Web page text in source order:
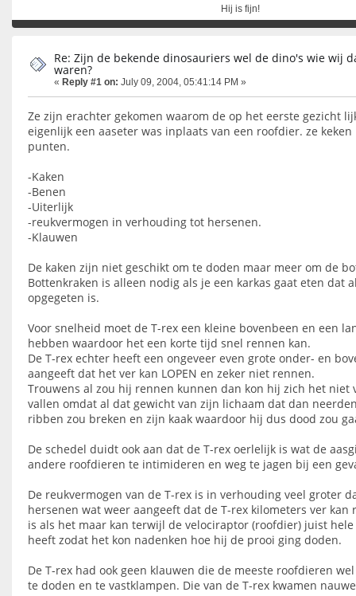
Hij is fijn!
Re: Zijn de bekende dinosauriers wel de dino's wie wij
waren?
« Reply #1 on: July 09, 2004, 05:41:14 PM »
Ze zijn erachter gekomen waarom de op het eerste gezicht
eigenlijk een aaseter was inplaats van een roofdier. ze
punten.
-Kaken
-Benen
-Uiterlijk
-reukvermogen in verhouding tot hersenen.
-Klauwen
De kaken zijn niet geschikt om te doden maar meer om de
Bottenkraken is alleen nodig als je een karkas gaat eten dat
opgegeten is.
Voor snelheid moet de T-rex een kleine bovenbeen en een
hebben waardoor het een korte tijd snel rennen kan.
De T-rex echter heeft een ongeveer even grote onder- en
aangeeft dat het ver kan LOPEN en zeker niet rennen.
Trouwens al zou hij rennen kunnen dan kon hij zich het niet
vallen omdat al dat gewicht van zijn lichaam dat dan
ribben zou breken en zijn kaak waardoor hij dus dood zou
De schedel duidt ook aan dat de T-rex oerlelijk is wat de
andere roofdieren te intimideren en weg te jagen bij een
De reukvermogen van de T-rex is in verhouding veel groter
hersenen wat weer aangeeft dat de T-rex kilometers ver kan
is als het maar kan terwijl de velociraptor (roofdier) juist
heeft zodat het kon nadenken hoe hij de prooi ging doden.
De T-rex had ook geen klauwen die de meeste roofdieren
te doden en te vastklampen. Die van de T-rex kwamen